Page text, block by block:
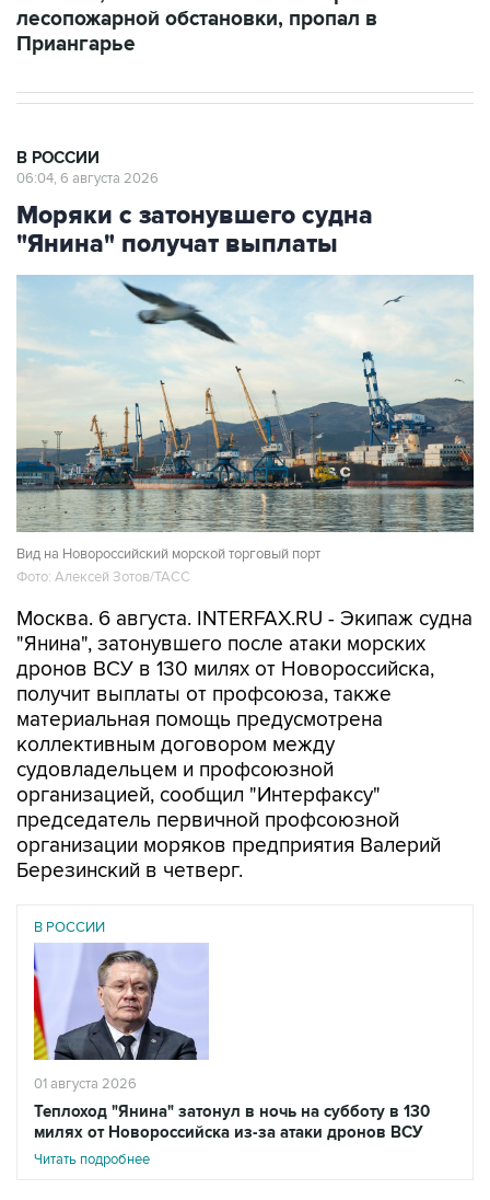
лесопожарной обстановки, пропал в
Приангарье
В РОССИИ
06:04, 6 августа 2026
Моряки с затонувшего судна
"Янина" получат выплаты
Вид на Новороссийский морской торговый порт
Фото: Алексей Зотов/ТАСС
Москва. 6 августа. INTERFAX.RU - Экипаж судна
"Янина", затонувшего после атаки морских
дронов ВСУ в 130 милях от Новороссийска,
получит выплаты от профсоюза, также
материальная помощь предусмотрена
коллективным договором между
судовладельцем и профсоюзной
организацией, сообщил "Интерфаксу"
председатель первичной профсоюзной
организации моряков предприятия Валерий
Березинский в четверг.
В РОССИИ
01 августа 2026
Теплоход "Янина" затонул в ночь на субботу в 130
милях от Новороссийска из-за атаки дронов ВСУ
Читать подробнее